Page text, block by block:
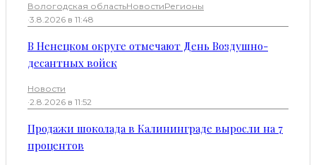
Вологодская областьНовостиРегионы
·3.8.2026 в 11:48
В Ненецком округе отмечают День Воздушно-
десантных войск
Новости
·2.8.2026 в 11:52
Продажи шоколада в Калининграде выросли на 7
процентов